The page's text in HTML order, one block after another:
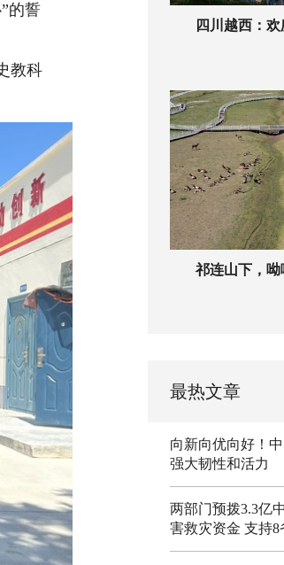
的誓
教科
四川越西：
祁连山下，
最热文章
向新向优向好！
强大韧性和活力
两部门预拨3.3亿
害救灾资金 支持8